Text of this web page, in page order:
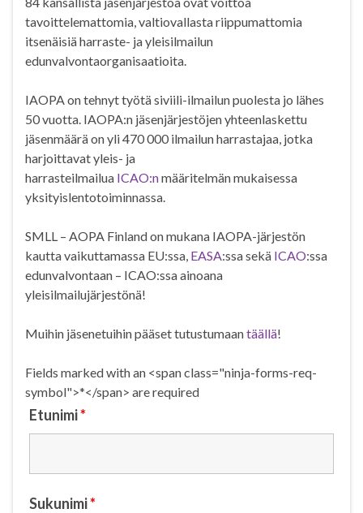
tavoittelemattomia, valtiovallasta riippumattomia
itsenäisiä harraste- ja yleisilmailun
edunvalvontaorganisaatioita.
IAOPA on tehnyt työtä siviili-ilmailun puolesta jo lähes
50 vuotta. IAOPA:n jäsenjärjestöjen yhteenlaskettu
jäsenmäärä on yli 470 000 ilmailun harrastajaa, jotka
harjoittavat yleis- ja
harrasteilmailua ICAO:nmääritelmän mukaisessa
yksityislentotoiminnassa.
SMLL – AOPA Finland on mukana IAOPA-järjestön
kautta vaikuttamassa EU:ssa, EASA:ssa sekä ICAO:ssa
edunvalvontaan – ICAO:ssa ainoana
yleisilmailujärjestönä!
Muihin jäsenetuihin pääset tutustumaantäällä!
Fields marked with an <span class="ninja-forms-req-
symbol">*</span> are required
Etunimi*
Sukunimi*